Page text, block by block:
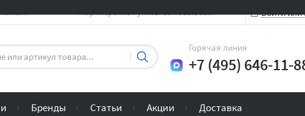
Партнерские пункты самовывоза Войти или
Горячая линия
+7 (495) 646-11-
Бренды Статьи Акции Доставка